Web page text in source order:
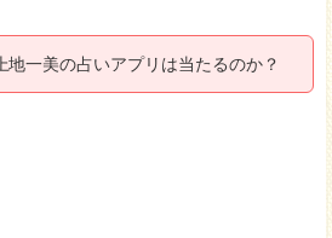
上地一美の占いアプリは当たるのか？